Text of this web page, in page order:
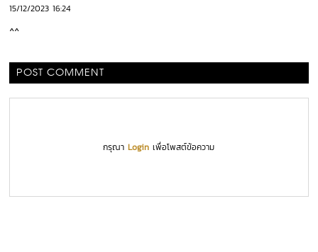
15/12/2023 16:24
^^
POST COMMENT
กรุณาLogin เพื่อโพสต์ข้อความ